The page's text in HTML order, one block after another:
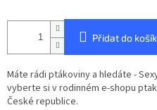
Přidat do
Máte rádi ptákoviny a hledáte -
vyberte si v rodinném e-shopu
České republice.